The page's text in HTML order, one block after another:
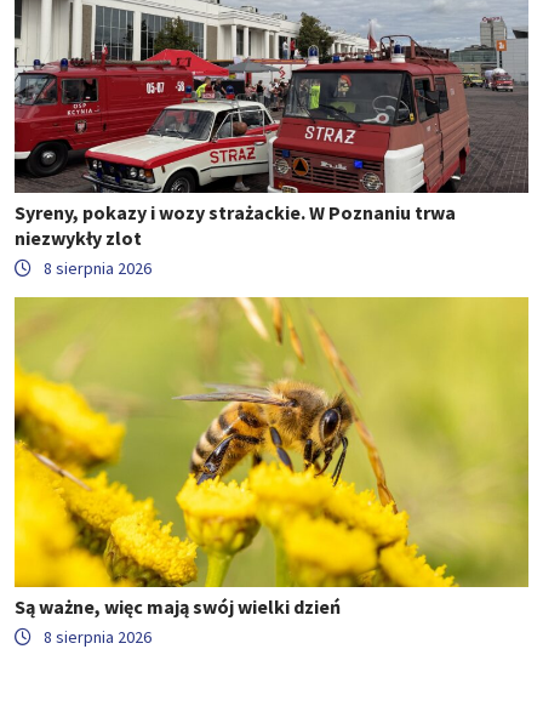
Syreny, pokazy i wozy strażackie. W Poznaniu trwa
niezwykły zlot
8 sierpnia 2026
Są ważne, więc mają swój wielki dzień
8 sierpnia 2026